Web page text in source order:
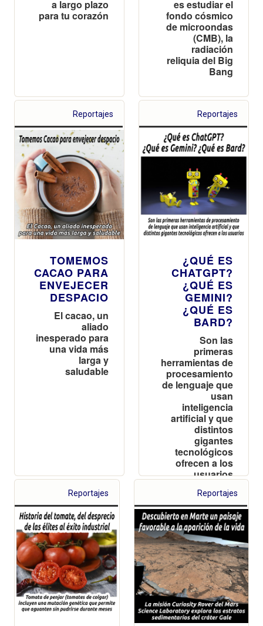
a largo plazo
para tu corazón
es estudiar el
fondo cósmico
de microondas
(CMB), la
radiación
reliquia del Big
Bang
Reportajes
TOMEMOS
CACAO PARA
ENVEJECER
DESPACIO
El cacao, un
aliado
inesperado para
una vida más
larga y
saludable
Reportajes
¿QUÉ ES
CHATGPT?
¿QUÉ ES
GEMINI?
¿QUÉ ES
BARD?
Son las
primeras
herramientas de
procesamiento
de lenguaje que
usan
inteligencia
artificial y que
distintos
gigantes
tecnológicos
ofrecen a los
usuarios
Reportajes Reportajes